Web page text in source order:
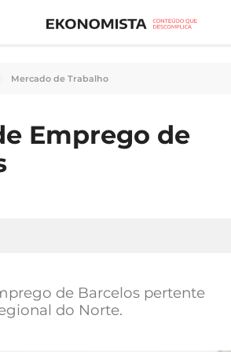
Pessoais
Mercado de Trabalho
Emprego de
de Barcelos pertente
do Norte.